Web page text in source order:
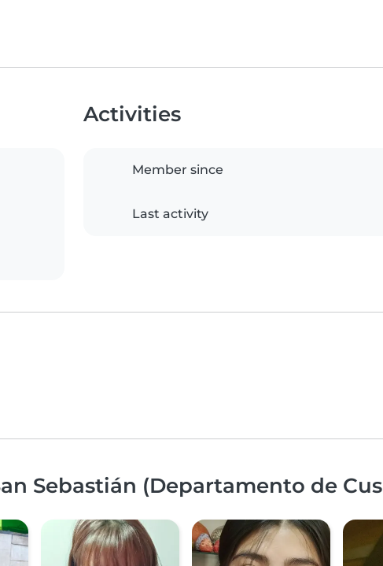
Activities
Member since
Last activity
Sebastián (Departamento de